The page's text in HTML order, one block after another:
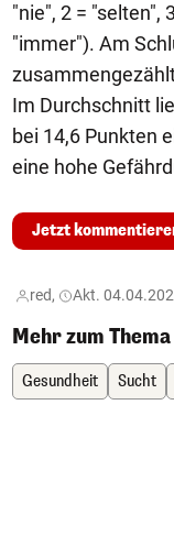
"nie", 2 = "selten",
"immer"). Am
Im Durchschnitt
bei 14,6 Punkten
eine hohe
Jetzt
red, Akt.
Mehr zum Thema
Gesundheit Sucht